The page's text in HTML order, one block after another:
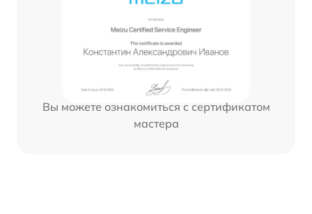
Вы можете ознакомиться с сертификатом
мастера